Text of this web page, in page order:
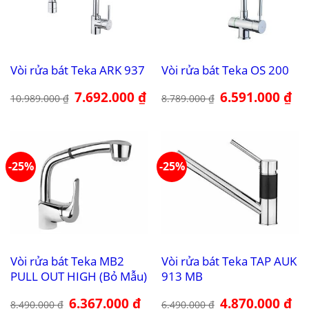
Vòi rửa bát Teka ARK 937
10.989.000₫ Giá
gốc
7.692.000₫Giá
hiện
Vòi rửa bát Teka OS 200
8.789.000₫ Giá
gốc
6.591.000₫Giá
-25%
Vòi rửa bát Teka MB2
PULL OUT HIGH (Bỏ Mẫu)
8.490.000₫ Giá
6.367.000₫Giá
-25%
Vòi rửa bát Teka TAP AUK
913 MB
6.490.000₫ Giá
4.870.000₫Giá